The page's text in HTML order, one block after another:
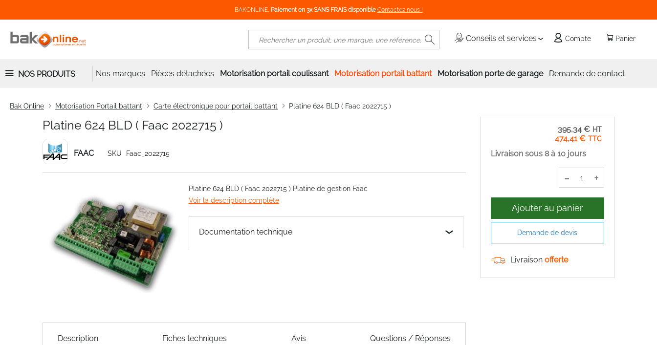
BAKONLINE, Paiement en 3x SANS FRAIS disponible Contactez nous !
Panier
Conseils et services Compte
Rechercher
NOS PRODUITS Nos marques Pièces détachées Motorisation portail coulissant Motorisation portail battant Motorisation porte de garage Demande de contact
Bak Online Motorisation Portail battant Carte électronique pour portail battant Platine 624 BLD ( Faac 2022715 )
Platine 624 BLD ( Faac 2022715 )
FAAC SKU Faac_2022715
the
images
Platine 624 BLD ( Faac 2022715 ) Platine de gestion Faac
Voir la description complète
Documentation technique
Description Fiches techniques Avis Questions / Réponses
474,41 €
395,34 €
Livraison sous 8 à 10 jours
- +
Ajouter au panier
Demande de devis
Livraison offerte